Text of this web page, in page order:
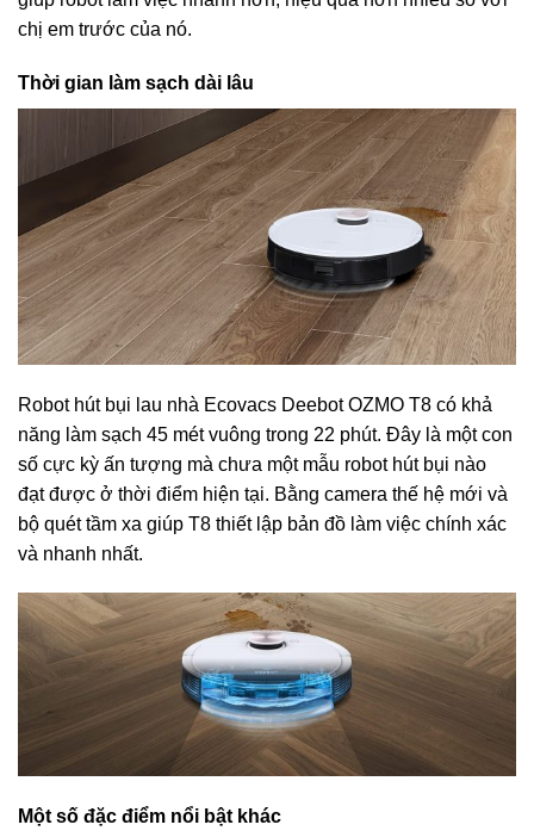
chị em trước của nó.
Thời gian làm sạch dài lâu
Robot hút bụi lau nhà Ecovacs Deebot OZMO T8 có khả
năng làm sạch 45 mét vuông trong 22 phút. Đây là một con
số cực kỳ ấn tượng mà chưa một mẫu robot hút bụi nào
đạt được ở thời điểm hiện tại. Bằng camera thế hệ mới và
bộ quét tầm xa giúp T8 thiết lập bản đồ làm việc chính xác
và nhanh nhất.
Một số đặc điểm nổi bật khác